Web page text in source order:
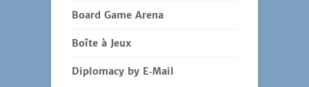
Board Game Arena
Boîte à Jeux
Diplomacy by E‑Mail